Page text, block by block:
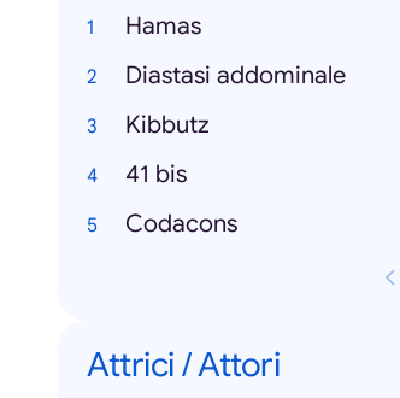
Hamas
Diastasi addominale
Kibbutz
41 bis
Codacons
Attrici / Attori